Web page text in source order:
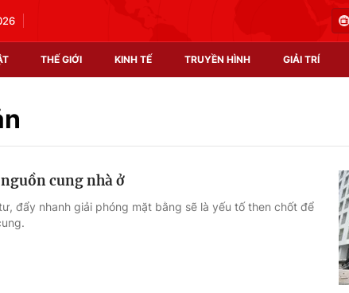
THẾ GIỚI KINH TẾ TRUYỀN HÌNH GIẢI TRÍ
cung nhà ở
đẩy nhanh giải phóng mặt bằng sẽ là yếu tố then chốt để